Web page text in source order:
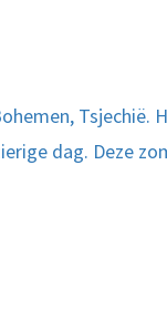
Tsjechië.
dag. Deze